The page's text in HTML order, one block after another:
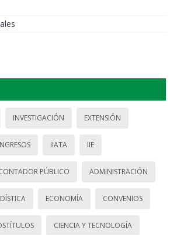
INVESTIGACIÓN EXTENSIÓN
IIATA IIE
PÚBLICO ADMINISTRACIÓN
ECONOMÍA CONVENIOS
CIENCIA Y TECNOLOGÍA